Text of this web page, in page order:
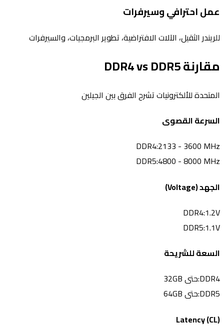
عمل احترافي وسيرفرات
للريندر الثقيل، الآلات الافتراضية، تطوير البرمجيات، والسيرفرات
مقارنة DDR4 vs DDR5
المتحدة للألكترونيات تشرح الفرق بين الجيلين
السرعة القصوى
DDR4:2133 - 3600 MHz
DDR5:4800 - 8000 MHz
الجهد (Voltage)
DDR4:1.2V
DDR5:1.1V
السعة للشريحة
DDR4:حتى 32GB
DDR5:حتى 64GB
Latency (CL)